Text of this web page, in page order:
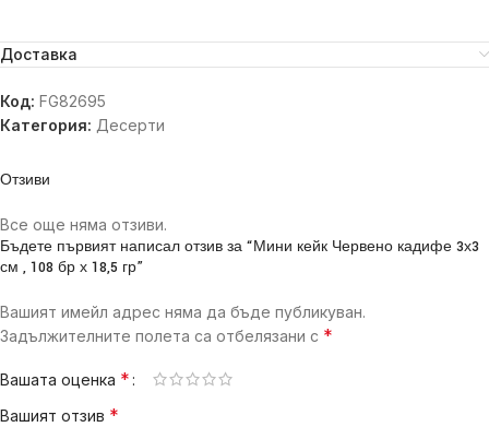
Доставка
Код: FG82695
Категория: Десерти
Отзиви
Все още няма отзиви.
Бъдете първият написал отзив за “Мини кейк Червено кадифе 3х3
см , 108 бр х 18,5 гр”
Вашият имейл адрес няма да бъде публикуван.
Задължителните полета са отбелязани с *
Вашата оценка *
Вашият отзив *